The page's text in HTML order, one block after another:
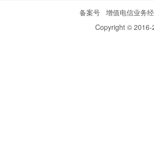
备案号 增值电信业务
Copyright © 2016-